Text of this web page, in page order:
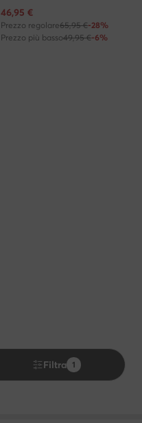
Prezzo attuale
46,95 €
Prezzo regolare65,95 €-28%
Prezzo più basso49,95 €-6%
Filtra 1